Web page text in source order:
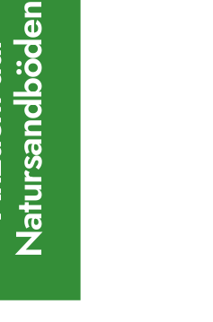
Natursandböden